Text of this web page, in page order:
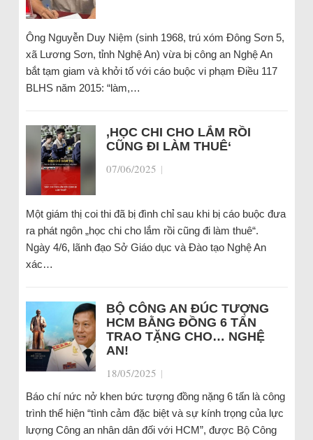
Ông Nguyễn Duy Niệm (sinh 1968, trú xóm Đông Sơn 5,
xã Lương Sơn, tỉnh Nghệ An) vừa bị công an Nghệ An
bắt tạm giam và khởi tố với cáo buộc vi phạm Điều 117
BLHS năm 2015: “làm,…
‚HỌC CHI CHO LẮM RỒI
CŨNG ĐI LÀM THUÊ‘
07/06/2025 |
Một giám thị coi thi đã bị đình chỉ sau khi bị cáo buộc đưa
ra phát ngôn „học chi cho lắm rồi cũng đi làm thuê“.
Ngày 4/6, lãnh đạo Sở Giáo dục và Đào tạo Nghệ An
xác…
BỘ CÔNG AN ĐÚC TƯỢNG
HCM BẰNG ĐỒNG 6 TẤN
TRAO TẶNG CHO… NGHỆ
AN!
18/05/2025 |
Báo chí nức nở khen bức tượng đồng nặng 6 tấn là công
trình thể hiện “tình cảm đặc biệt và sự kính trọng của lực
lượng Công an nhân dân đối với HCM”, được Bộ Công